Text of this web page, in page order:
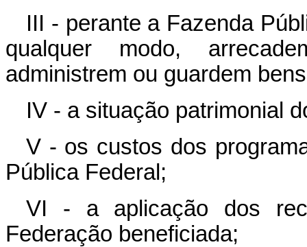
III - perante a Fazenda
qualquer modo,
administrem ou guardem
IV - a situação patrimonial
V - os custos dos
Pública Federal;
VI - a aplicação dos
Federação beneficiada;